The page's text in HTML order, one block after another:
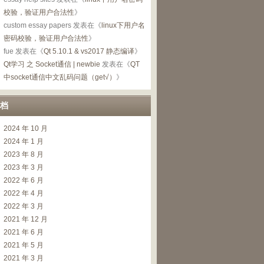
校验，验证用户合法性》
custom essay papers 发表在《 linux下用户名
密码校验，验证用户合法性》
fue 发表在《Qt 5.10.1 & vs2017 静态编译》
Qt学习 之 Socket通信 | newbie 发表在《QT
中socket通信中文乱码问题（get√） 》
2024 年 10 月
2024 年 1 月
2023 年 8 月
2023 年 3 月
2022 年 6 月
2022 年 4 月
2022 年 3 月
2021 年 12 月
2021 年 6 月
2021 年 5 月
2021 年 3 月